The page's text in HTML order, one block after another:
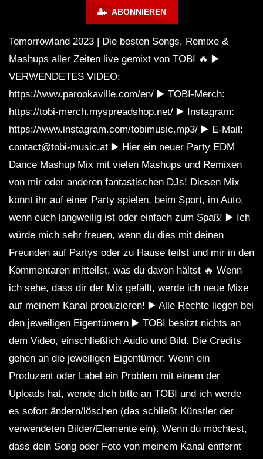
ABONNIEREN
Tomorrowland 2023 | Die besten Songs, Remixe &
Mashups aller Zeiten live gemixt von TOBI 🔥 ▶️
VERWENDETES VIDEO:
https://www.parookaville.com/en/ ▶️ TOBI-Merch:
https://tobi-merch.myspreadshop.net/ ▶️ Instagram:
https://www.instagram.com/tobimusic.mp3/ ▶️ E-Mail:
contact@tobi-music.at ▶️ Hier ein neuer Party EDM
Dance Mashup Mix mit vielen Mashups und Remixen
von mir oder anderen fantastischen DJs! Diesen Mix
könnt ihr auf einer Party spielen, beim Sport, im Auto,
wenn euch langweilig ist oder einfach zum Spaß! ▶️ Ich
würde mich sehr freuen, wenn du dies mit deinen
Freunden auf Partys oder zu Hause teilst und mir in den
Kommentaren mitteilst, was du davon hältst 🔥 Wenn
ich sehe, dass dir der Mix gefällt, werde ich neue Mixe
auf meinem Kanal produzieren! ▶️ Alle Rechte liegen bei
den jeweiligen Eigentümern ▶️ TOBI besitzt nichts an
dem Video, einschließlich Audio und Bild. Die Credits
gehen an die jeweiligen Eigentümer. Wenn ein
Produzent oder Label ein Problem mit einem der
Uploads hat, wende dich bitte an TOBI und ich werde
es sofort ändern/löschen (das schließt Künstler der
verwendeten Bilder/Elemente ein). Wenn du möchtest,
dass dein Song oder Foto von meinem Kanal entfernt